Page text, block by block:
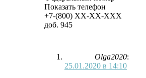
Показать телефон
+7-(800) XX-XX-XXX
доб. 945
Olga2020:
25.01.2020 в 14:10